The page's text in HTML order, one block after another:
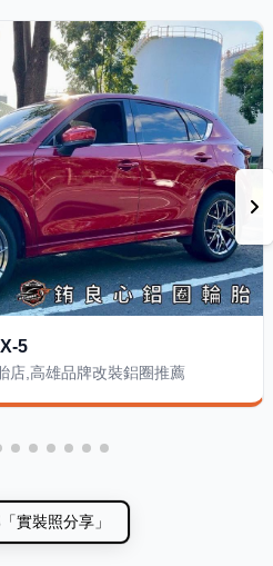
5
店,高雄品牌改裝鋁圈推薦
「實裝照分享」